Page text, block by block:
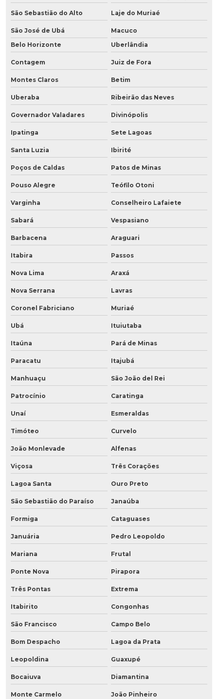
São Sebastião do Alto Laje do Muriaé
São José de Ubá
Macuco
Belo Horizonte
Uberlândia
Contagem Juiz de Fora
Montes Claros Betim
Uberaba Ribeirão das Neves
Governador Valadares Divinópolis
Ipatinga Sete Lagoas
Santa Luzia Ibirité
Poços de Caldas Patos de Minas
Pouso Alegre Teófilo Otoni
Varginha Conselheiro Lafaiete
Sabará Vespasiano
Barbacena Araguari
Itabira Passos
Nova Lima Araxá
Nova Serrana Lavras
Coronel Fabriciano Muriaé
Ubá Ituiutaba
Itaúna Pará de Minas
Paracatu Itajubá
Manhuaçu São João del Rei
Patrocínio Caratinga
Unaí Esmeraldas
Timóteo Curvelo
João Monlevade Alfenas
Viçosa Três Corações
Lagoa Santa Ouro Preto
São Sebastião do Paraíso Janaúba
Formiga Cataguases
Januária Pedro Leopoldo
Mariana Frutal
Ponte Nova Pirapora
Três Pontas Extrema
Itabirito Congonhas
São Francisco Campo Belo
Bom Despacho Lagoa da Prata
Leopoldina Guaxupé
Bocaiuva Diamantina
Monte Carmelo João Pinheiro